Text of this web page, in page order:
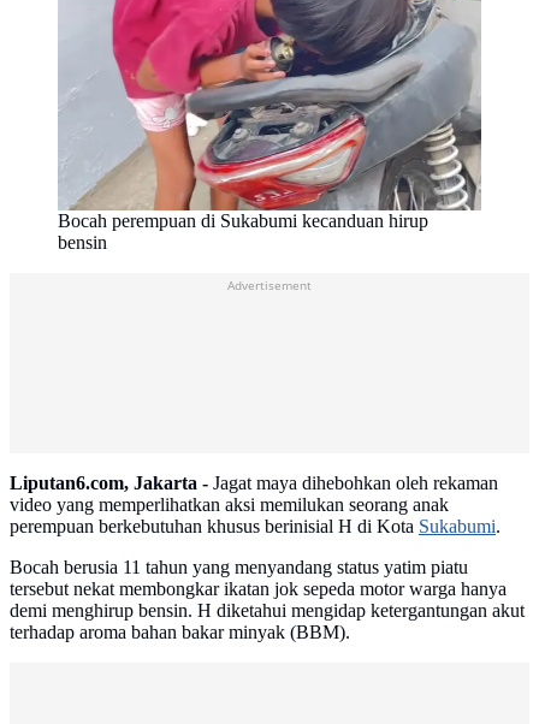
Bocah perempuan di Sukabumi kecanduan hirup
bensin
Advertisement
Liputan6.com, Jakarta - Jagat maya dihebohkan oleh rekaman
video yang memperlihatkan aksi memilukan seorang anak
perempuan berkebutuhan khusus berinisial H di Kota Sukabumi.
Bocah berusia 11 tahun yang menyandang status yatim piatu
tersebut nekat membongkar ikatan jok sepeda motor warga hanya
demi menghirup bensin. H diketahui mengidap ketergantungan akut
terhadap aroma bahan bakar minyak (BBM).